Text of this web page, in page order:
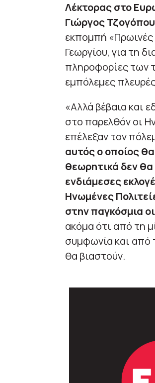
Λέκτορας στο
Γιώργος
εκπομπή
Γεωργίου, για τη
πληροφορίες των
εμπόλεμες
«Αλλά βέβαια και
στο παρελθόν οι
επέλεξαν τον
αυτός ο οποίος
θεωρητικά δεν
ενδιάμεσες
Ηνωμένες
στην παγκόσμια
ακόμα ότι από τη
συμφωνία και από
θα βιαστούν.